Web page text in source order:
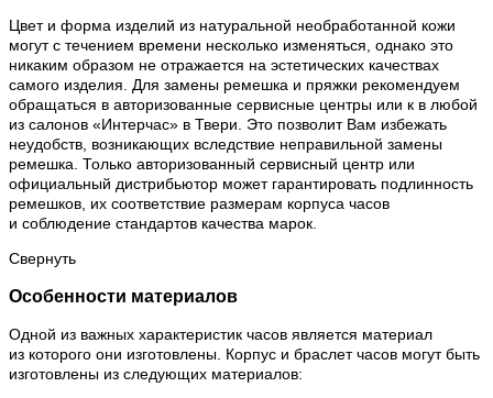
Цвет и форма изделий из натуральной необработанной кожи
могут с течением времени несколько изменяться, однако это
никаким образом не отражается на эстетических качествах
самого изделия. Для замены ремешка и пряжки рекомендуем
обращаться в авторизованные сервисные центры или к в любой
из салонов «Интерчас» в Твери. Это позволит Вам избежать
неудобств, возникающих вследствие неправильной замены
ремешка. Только авторизованный сервисный центр или
официальный дистрибьютор может гарантировать подлинность
ремешков, их соответствие размерам корпуса часов
и соблюдение стандартов качества марок.
Свернуть
Особенности материалов
Одной из важных характеристик часов является материал
из которого они изготовлены. Корпус и браслет часов могут быть
изготовлены из следующих материалов: